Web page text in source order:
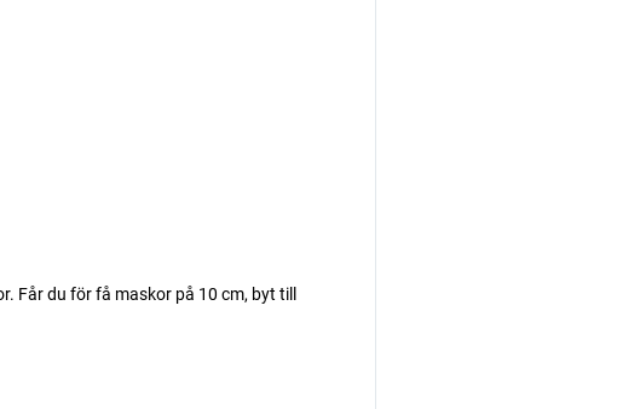
Får du för få maskor på 10 cm, byt till